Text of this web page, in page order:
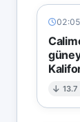
13.7